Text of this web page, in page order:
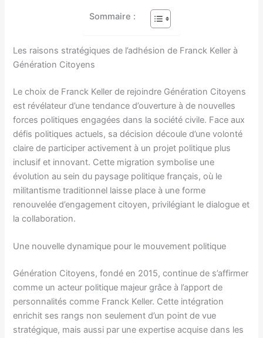
Sommaire :
Les raisons stratégiques de l’adhésion de Franck Keller à
Génération Citoyens
Le choix de Franck Keller de rejoindre Génération Citoyens
est révélateur d’une tendance d’ouverture à de nouvelles
forces politiques engagées dans la société civile. Face aux
défis politiques actuels, sa décision découle d’une volonté
claire de participer activement à un projet politique plus
inclusif et innovant. Cette migration symbolise une
évolution au sein du paysage politique français, où le
militantisme traditionnel laisse place à une forme
renouvelée d’engagement citoyen, privilégiant le dialogue et
la collaboration.
Une nouvelle dynamique pour le mouvement politique
Génération Citoyens, fondé en 2015, continue de s’affirmer
comme un acteur politique majeur grâce à l’apport de
personnalités comme Franck Keller. Cette intégration
enrichit ses rangs non seulement d’un point de vue
stratégique, mais aussi par une expertise acquise dans les